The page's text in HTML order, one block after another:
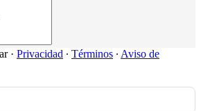
· Privacidad ∙ Términos ∙ Aviso de